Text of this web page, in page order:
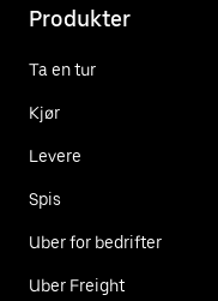
Produkter
Ta en tur
Kjør
Levere
Spis
Uber for bedrifter
Uber Freight